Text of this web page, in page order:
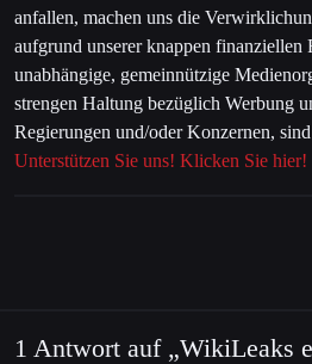
anfallen, machen uns die
aufgrund unserer knappen finanziellen
unabhängige, gemeinnützige
strengen Haltung bezüglich Werbung
Regierungen und/oder Konzernen,
Unterstützen Sie uns! Klicken Sie hier!
1 Antwort auf „WikiLeaks